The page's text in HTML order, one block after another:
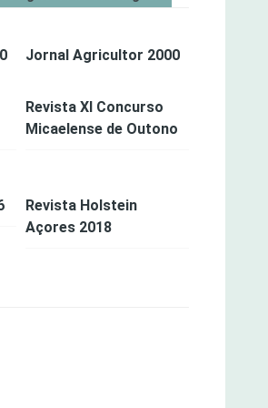
Jornal Agricultor 2000
Revista XI Concurso
Micaelense de Outono
Revista Holstein
Açores 2018